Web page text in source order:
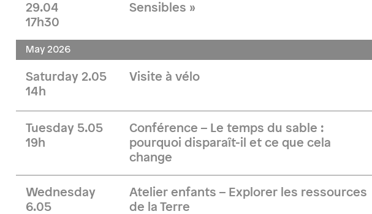
29.04
17h30
Sensibles »
May 2026
Saturday 2.05
14h
Visite à vélo
Tuesday 5.05
19h
Conférence – Le temps du sable :
pourquoi disparaît-il et ce que cela
change
Wednesday
6.05
Atelier enfants – Explorer les ressources
de la Terre